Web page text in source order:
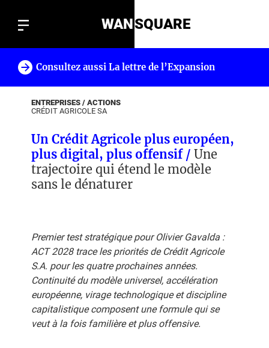
WANSQUARE
Consultez aussi La lettre de l’Expansion
ENTREPRISES / ACTIONS
CRÉDIT AGRICOLE SA
Un Crédit Agricole plus européen,
plus digital, plus offensif / Une
trajectoire qui étend le modèle
sans le dénaturer
Premier test stratégique pour Olivier Gavalda :
ACT 2028 trace les priorités de Crédit Agricole
S.A. pour les quatre prochaines années.
Continuité du modèle universel, accélération
européenne, virage technologique et discipline
capitalistique composent une formule qui se
veut à la fois familière et plus offensive.